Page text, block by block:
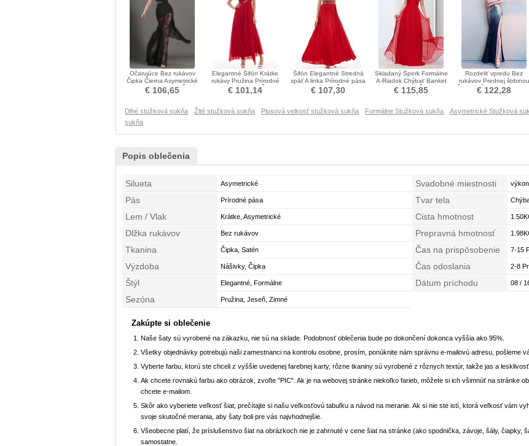
Očarujúce Bez rukávov
Čipka Čierna Asymetrické
rukávmi Stužková Šaty
€ 106,65
Elegantné Šifón Krátke
rukávy Pružina Prírodné
pása Stužková Šaty
€ 101,14
Šifón Elegantné Stredná
späť A linka Prírodné pása
Stužková Šaty
€ 107,30
Skladaný Šperk Formálne
A-Riadok Chýbať Banket
Stužková Šaty
€ 115,85
Rozdeliť vpredu Bez
rukávov Prednej štrbinou
Členok dĺžka Prom Obleko
€ 122,28
Dlhé stužková sukňa Žlté stužková sukňa Plusová velkosť stužková sukňa Formálne Stužková sukňa Asymetrické Stužková
sukňa
Popis oblečenia
Silueta Asymetrické Svadobné miestnosti
Pás Prírodné pása Tvar tela
Lem / Vlak Krátke, Asymetrické Cista hmotnost
Dlžka rukávov Bez rukávov Prepravná hmotnosť
Tkanina Čipka, Satén Čas na prispôsobenie 7-15
Výzdoba Nášivky, Čipka Čas odoslania 2-8
Štýl Elegantné, Formálne Dátum príchodu 08 /
Sezóna Pružina, Jeseň, Zimné
Zakúpte si oblečenie
Naše šaty sú vyrobené na zákazku, nie sú na sklade. Podobnosť oblečenia bude po dokončení dokonca vyššia ako 95%.
Všetky objednávky potrebujú naši zamestnanci na kontrolu osobne, prosím, ponúknite nám správnu e-mailovú adresu, pošleme
Vyberte farbu, ktorú ste chceli z vyššie uvedenej farebnej karty, rôzne tkaniny sú vyrobené z rôznych textúr, takže jas a
Ak chcete rovnakú farbu ako obrázok, zvoľte "PIC". Ak je na webovej stránke niekoľko farieb, môžete si ich všimnúť na stránke
chcete e-mailom.
Skôr ako vyberiete veľkosť šiat, prečítajte si našu veľkosťovú tabuľku a návod na meranie. Ak si nie ste istí, ktorá veľkosť vám
svoje skutočné merania, aby šaty boli pre vás najvhodnejšie.
Všeobecne platí, že príslušenstvo šiat na obrázkoch nie je zahrnuté v cene šiat na stránke (ako spodnička, závoje, šály, čiapky,
samostatne.